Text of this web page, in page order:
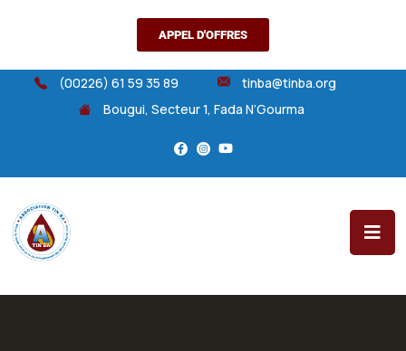
APPEL D'OFFRES
(00226) 61 59 35 89
tinba@tinba.org
Bougui, Secteur 1, Fada N’Gourma